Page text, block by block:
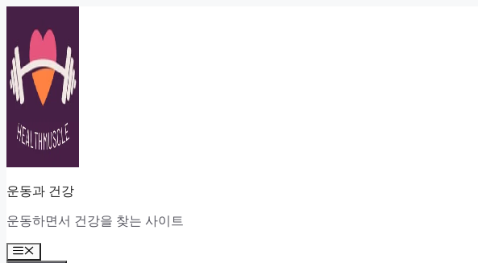
content
운동과 건강
운동하면서 건강을 찾는 사이트
Menu